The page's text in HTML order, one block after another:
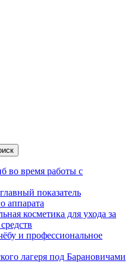
во время работы с
показатель
аппарата
косметика для ухода за
и профессиональное
лагеря под Барановичами